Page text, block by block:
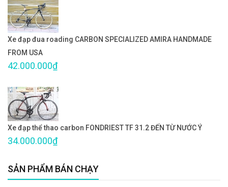
Xe đạp đua roading CARBON SPECIALIZED AMIRA HANDMADE
FROM USA
42.000.000₫
Xe đạp thể thao carbon FONDRIEST TF 31.2 ĐẾN TỪ NƯỚC Ý
34.000.000₫
SẢN PHẨM BÁN CHẠY